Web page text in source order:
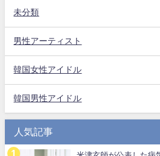
未分類
男性アーティスト
韓国女性アイドル
韓国男性アイドル
人気記事